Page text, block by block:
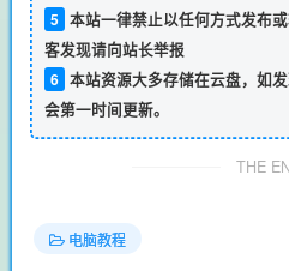
5 本站一律禁止以任何方式发布
客发现请向站长举报
6 本站资源大多存储在云盘，如
会第一时间更新。
THE
电脑教程